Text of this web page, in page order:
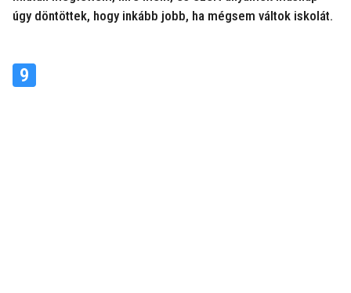
úgy döntöttek, hogy inkább jobb, ha mégsem váltok iskolát.
9